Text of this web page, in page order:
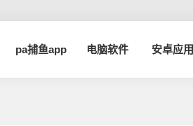
pa捕鱼app 电脑软件 安卓应用